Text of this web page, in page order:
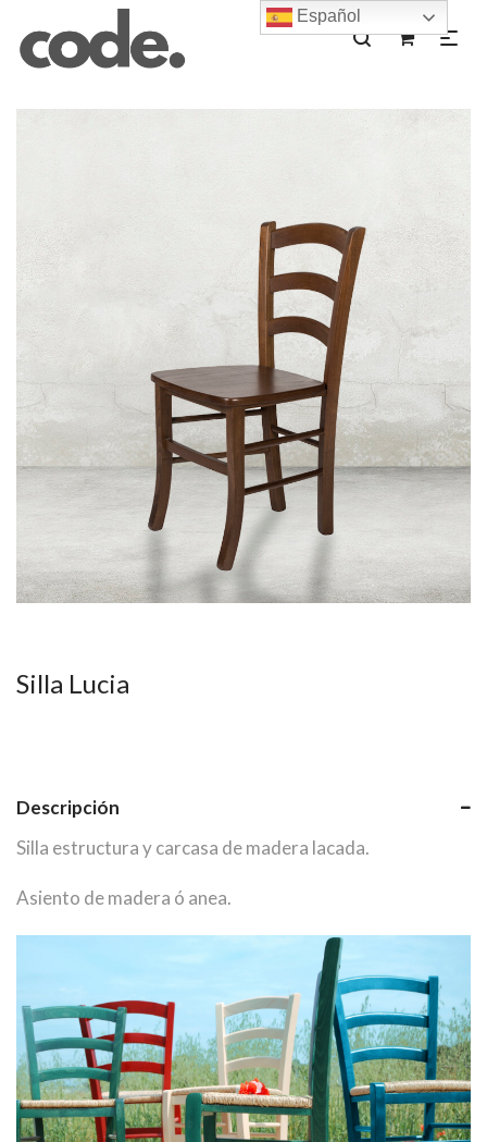
Silla Lucia
Descripción
Silla estructura y carcasa de madera lacada.
Asiento de madera ó anea.
Español